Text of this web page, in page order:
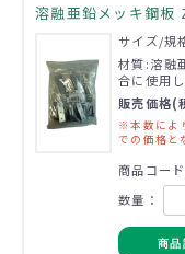
溶融亜鉛メッキ鋼板
サイズ/規
材質:溶融
合に使用し
販売価格(
※本数によ
での価格と
商品コー
数量：
商品